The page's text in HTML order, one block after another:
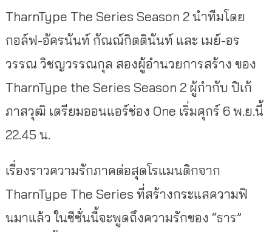
TharnType The Series Season 2 นำทีมโดย
กอล์ฟ-อัครนันท์ กัณณ์กิตตินันท์ และ เมย์-อร
วรรณ วิชญวรรณกุล สองผู้อำนวยการสร้าง ของ
TharnType the Series Season 2 ผู้กำกับ ปิเก้
ภาสวุฒิ เตรียมออนแอร์ช่อง One เริ่มศุกร์ 6 พ.ย.นี้
22.45 น.
เรื่องราวความรักภาคต่อสุดโรแมนติกจาก
TharnType The Series ที่สร้างกระแสความฟิ
นมาแล้ว ในซีซั่นนี้จะพูดถึงความรักของ “ธาร”